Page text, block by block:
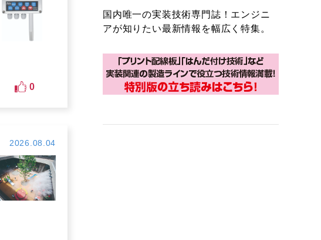
0
2026.08.04
国内唯一の実装技術専門誌！エンジニ
アが知りたい最新情報を幅広く特集。